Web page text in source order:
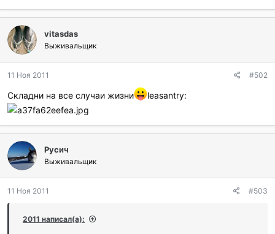
vitasdas
Выживальщик
11 Ноя 2011 #502
Складни на все случаи жизни leasantry:
Русич
Выживальщик
11 Ноя 2011 #503
2011 написал(а):